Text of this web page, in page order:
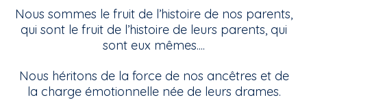
Nous sommes le fruit de l’histoire de nos parents,
qui sont le fruit de l’histoire de leurs parents, qui
sont eux mêmes....
Nous héritons de la force de nos ancêtres et de
la charge émotionnelle née de leurs drames.